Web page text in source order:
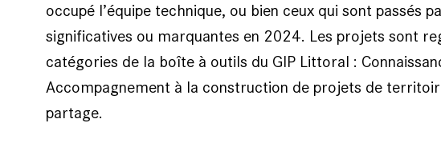
occupé l’équipe technique, ou bien ceux qui sont passés
significatives ou marquantes en 2024. Les projets sont
catégories de la boîte à outils du GIP Littoral :
Accompagnement à la construction de projets de
partage.